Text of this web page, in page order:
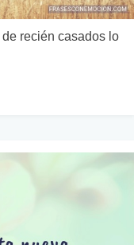
recién casados lo